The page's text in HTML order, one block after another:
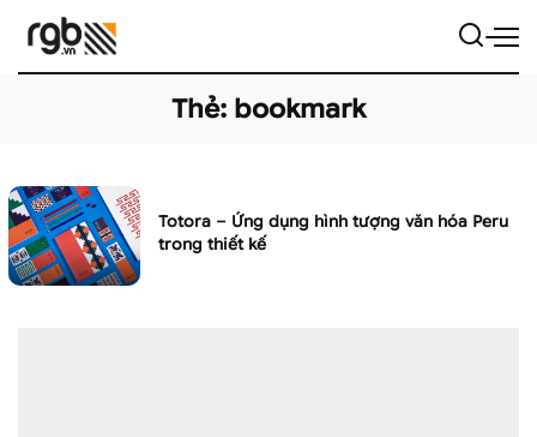
Thẻ: bookmark
Totora – Ứng dụng hình tượng văn hóa Peru
trong thiết kế